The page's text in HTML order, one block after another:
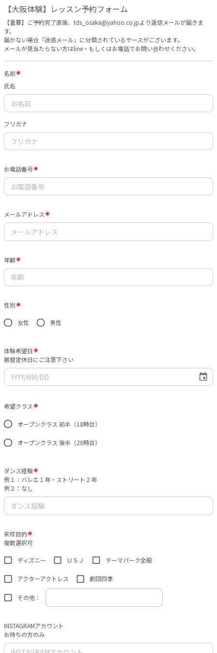
【大阪体験】レッスン予約フォーム
【重要】ご予約完了直後、tds_osaka@yahoo.co.jpより返信メールが届きま
す。
届かない場合「迷惑メール」に分類されているケースがございます。
メールが見当たらない方はline・もしくはお電話でお問い合わせください。
名前
氏名
フリガナ
お電話番号
メールアドレス
年齢
性別
女性 男性
体験希望日
振替定休日にご注意下さい
希望クラス
オープンクラス 前半（18時台）
オープンクラス 後半（20時台）
ダンス経験
例１：バレエ１年・ストリート２年
例２：なし
来校目的
複数選択可
ディズニー ＵＳＪ テーマパーク全般
アクターアクトレス 劇団四季
その他：
INSTAGRAMアカウント
お持ちの方のみ